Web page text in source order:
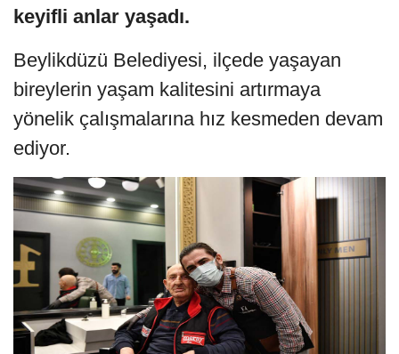
keyifli anlar yaşadı.
Beylikdüzü Belediyesi, ilçede yaşayan
bireylerin yaşam kalitesini artırmaya
yönelik çalışmalarına hız kesmeden devam
ediyor.